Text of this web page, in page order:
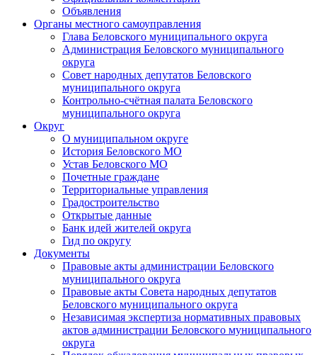
Объявления
Органы местного самоуправления
Глава Беловского муниципального округа
Администрация Беловского муниципального
округа
Совет народных депутатов Беловского
муниципального округа
Контрольно-счётная палата Беловского
муниципального округа
Округ
О муниципальном округе
История Беловского МО
Устав Беловского МО
Почетные граждане
Территориальные управления
Градостроительство
Открытые данные
Банк идей жителей округа
Гид по округу
Документы
Правовые акты администрации Беловского
муниципального округа
Правовые акты Совета народных депутатов
Беловского муниципального округа
Независимая экспертиза нормативных правовых
актов администрации Беловского муниципального
округа